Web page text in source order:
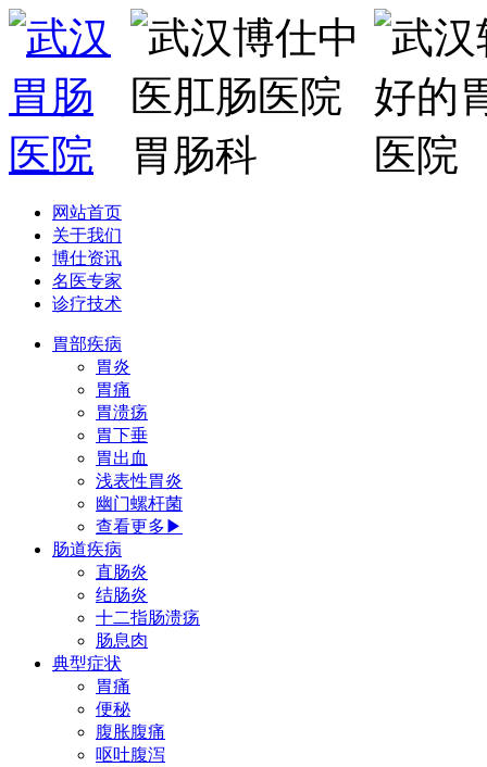
网站首页
关于我们
博仕资讯
名医专家
诊疗技术
胃部疾病
胃炎
胃痛
胃溃疡
胃下垂
胃出血
浅表性胃炎
幽门螺杆菌
查看更多▶
肠道疾病
直肠炎
结肠炎
十二指肠溃疡
肠息肉
典型症状
胃痛
便秘
腹胀腹痛
呕吐腹泻